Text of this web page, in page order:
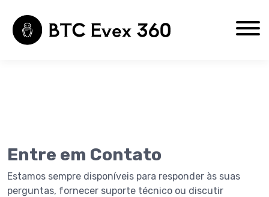
Sobre Nós
Entre em Contato
Estamos sempre disponíveis para responder às suas
perguntas, fornecer suporte técnico ou discutir